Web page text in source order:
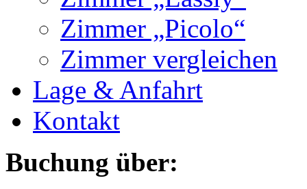
Zimmer „Picolo“
Zimmer vergleichen
Lage & Anfahrt
Kontakt
Buchung über: